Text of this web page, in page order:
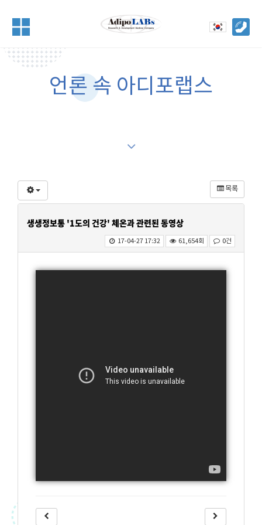
언론 속 아디포랩스
목록
생생정보통 '1도의 건강' 체온과 관련된 동영상
17-04-27 17:32 61,654회 0건